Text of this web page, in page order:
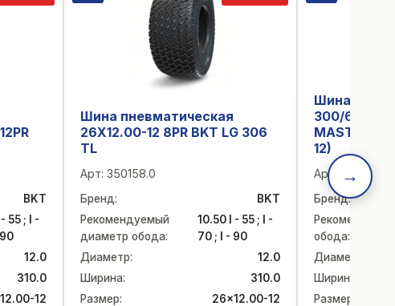
BKT
55 ; I -
12.0
310.0
12
Шина пневматическая
26X12.00-12 8PR BKT LG 306
TL
Арт: 350158.0
Бренд:
BKT
Рекомендуемый
диаметр обода:
10.50 I - 55 ; I -
70 ; I - 90
Диаметр:
12.0
Ширина:
310.0
Размер: 26x12.00-12
Шина
300/60-12
MASTER
12)
Арт: 29170.0
Бренд:
обода:
Диаметр
Ширина
Размер
→